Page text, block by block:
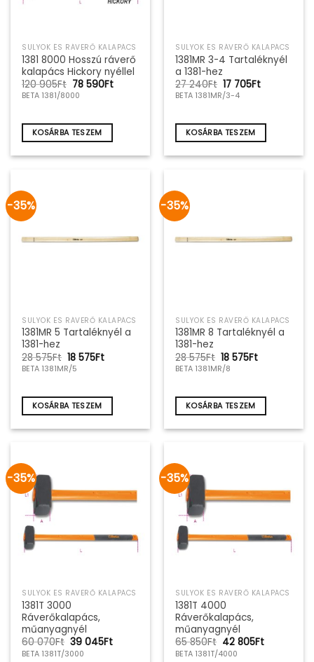
SULYOK ÉS RÁVERŐ KALAPÁCS
1381 8000 Hosszú ráverő
kalapács Hickory nyéllel
120 905Ft Original
price
was:
905Ft.
78 590FtCurrent
BETA 1381/8000
KOSÁRBA TESZEM
SULYOK ÉS RÁVERŐ KALAPÁCS
1381MR 3-4 Tartaléknyél
a 1381-hez
27 240Ft Original
price
was:
240Ft.
17 705FtCurrent
705Ft.
BETA 1381MR/3-4
KOSÁRBA TESZEM
-35%
SULYOK ÉS RÁVERŐ KALAPÁCS
1381MR 5 Tartaléknyél a
1381-hez
28 575Ft Original
price
was:
18 575FtCurrent
BETA 1381MR/5
KOSÁRBA TESZEM
-35%
SULYOK ÉS RÁVERŐ KALAPÁCS
1381MR 8 Tartaléknyél a
1381-hez
28 575Ft Original
price
was:
18 575FtCurrent
BETA 1381MR/8
KOSÁRBA TESZEM
-35%
SULYOK ÉS RÁVERŐ KALAPÁCS
1381T 3000
Ráverőkalapács,
műanyagnyél
60 070Ft Original
price
39 045FtCurrent
BETA 1381T/3000
-35%
SULYOK ÉS RÁVERŐ KALAPÁCS
1381T 4000
Ráverőkalapács,
műanyagnyél
65 850Ft Original
price
42 805FtCurrent
BETA 1381T/4000